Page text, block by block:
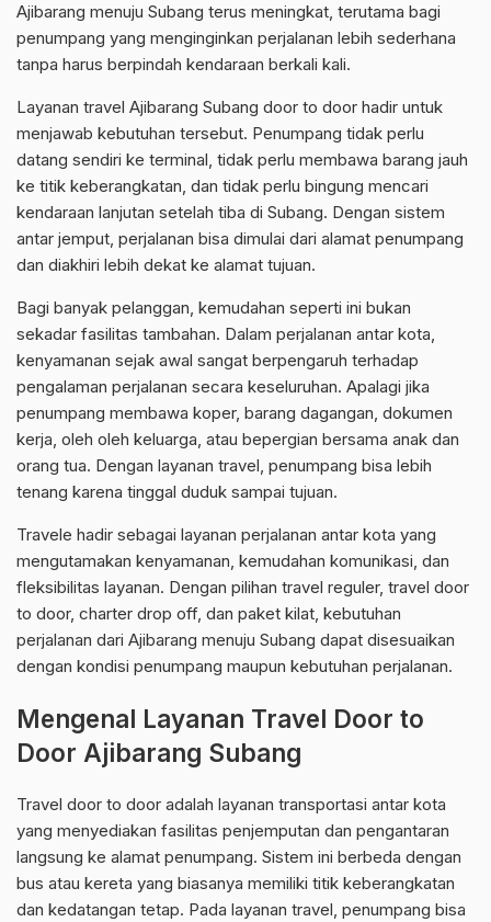
Ajibarang menuju Subang terus meningkat, terutama bagi
penumpang yang menginginkan perjalanan lebih sederhana
tanpa harus berpindah kendaraan berkali kali.
Layanan travel Ajibarang Subang door to door hadir untuk
menjawab kebutuhan tersebut. Penumpang tidak perlu
datang sendiri ke terminal, tidak perlu membawa barang jauh
ke titik keberangkatan, dan tidak perlu bingung mencari
kendaraan lanjutan setelah tiba di Subang. Dengan sistem
antar jemput, perjalanan bisa dimulai dari alamat penumpang
dan diakhiri lebih dekat ke alamat tujuan.
Bagi banyak pelanggan, kemudahan seperti ini bukan
sekadar fasilitas tambahan. Dalam perjalanan antar kota,
kenyamanan sejak awal sangat berpengaruh terhadap
pengalaman perjalanan secara keseluruhan. Apalagi jika
penumpang membawa koper, barang dagangan, dokumen
kerja, oleh oleh keluarga, atau bepergian bersama anak dan
orang tua. Dengan layanan travel, penumpang bisa lebih
tenang karena tinggal duduk sampai tujuan.
Travele hadir sebagai layanan perjalanan antar kota yang
mengutamakan kenyamanan, kemudahan komunikasi, dan
fleksibilitas layanan. Dengan pilihan travel reguler, travel door
to door, charter drop off, dan paket kilat, kebutuhan
perjalanan dari Ajibarang menuju Subang dapat disesuaikan
dengan kondisi penumpang maupun kebutuhan perjalanan.
Mengenal Layanan Travel Door to
Door Ajibarang Subang
Travel door to door adalah layanan transportasi antar kota
yang menyediakan fasilitas penjemputan dan pengantaran
langsung ke alamat penumpang. Sistem ini berbeda dengan
bus atau kereta yang biasanya memiliki titik keberangkatan
dan kedatangan tetap. Pada layanan travel, penumpang bisa